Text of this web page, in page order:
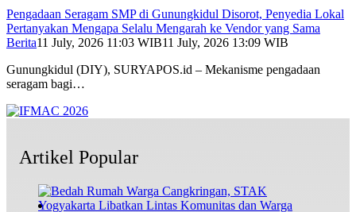
Pengadaan Seragam SMP di Gunungkidul Disorot, Penyedia Lokal
Pertanyakan Mengapa Selalu Mengarah ke Vendor yang Sama
Berita11 July, 2026 11:03 WIB11 July, 2026 13:09 WIB
Gunungkidul (DIY), SURYAPOS.id – Mekanisme pengadaan
seragam bagi…
Artikel Popular